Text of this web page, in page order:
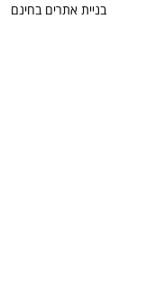
בניית אתרים בחינם